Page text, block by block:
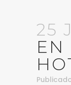
25
EN